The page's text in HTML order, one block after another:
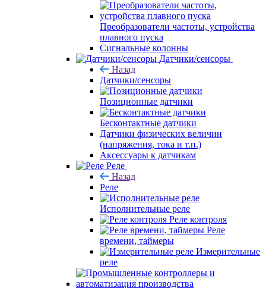
Преобразователи частоты, устройства
плавного пуска
Сигнальные колонны
Датчики/сенсоры
Назад
Датчики/сенсоры
Позиционные датчики
Бесконтактные датчики
Датчики физических величин
(напряжения, тока и т.п.)
Аксессуары к датчикам
Реле
Назад
Реле
Исполнительные реле
Реле контроля
Реле
времени, таймеры
Измерительные
реле